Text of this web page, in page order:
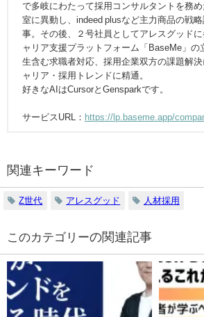
で多岐にわたって採用コンサルタントを務
室に異動し、indeed plusなど主力商品の戦
事。その後、２号社員としてアレスグッド
ャリア支援プラットフォーム「BaseMe」の
生含む求職者対応、採用企業双方の課題解
ャリア・採用トレンドに精通。
好きなAIはCursorとGensparkです。
サービスURL： https://lp.baseme.app/
関連キーワード
Z世代 アレスグッド 人材採用
の関連記事